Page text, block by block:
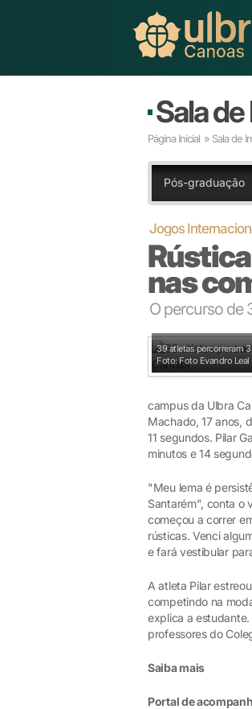
Sala
Página Inicial » Sala de
Pós-graduação
Jogos
nas
O percurso de
39 atletas percorreram
Foto: Foto Evandro Leal
campus da Ulbra
Machado, 17 anos,
11 segundos. Pilar
minutos e 14
"Meu lema é
Santarém", conta o
começou a correr
rústicas. Venci
e fará vestibular
A atleta Pilar
competindo na
explica a
professores do
Saiba mais
Portal de